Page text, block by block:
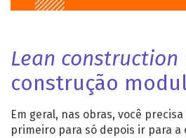
Lean construction
construção
Em geral, nas obras, você
primeiro para só depois ir para a